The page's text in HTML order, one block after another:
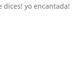
dices! yo encantada!